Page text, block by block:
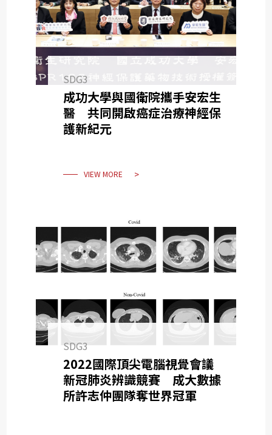
SDG3
成功大學與國衛院攜手安宏生
醫 共同開啟癌症治療神經保
護新紀元
VIEW MORE
SDG3
2022國際頂尖電腦視覺會議
新冠肺炎辨識競賽 成大數據
所許志仲團隊奪世界冠軍